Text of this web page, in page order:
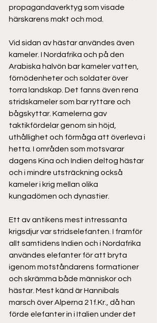
propagandaverktyg som visade
härskarens makt och mod.
Vid sidan av hästar användes även
kameler. I Nordafrika och på den
Arabiska halvön bar kameler vatten,
förnödenheter och soldater över
torra landskap. Det fanns även rena
stridskameler som bar ryttare och
bågskyttar. Kamelerna gav
taktikfördelar genom sin höjd,
uthållighet och förmåga att överleva i
hetta. I områden som motsvarar
dagens Kina och Indien deltog hästar
och i mindre utsträckning också
kameler i krig mellan olika
kungadömen och dynastier.
Ett av antikens mest intressanta
krigsdjur var stridselefanten. I framför
allt samtidens Indien och i Nordafrika
användes elefanter för att bryta
igenom motståndarens formationer
och skrämma både människor och
hästar. Mest känd är Hannibals
marsch över Alperna 21f.Kr ., då han
förde elefanter in i Italien under det